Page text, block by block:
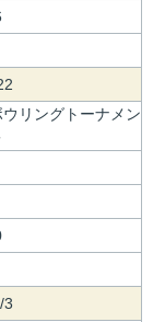
リングトーナメン
3